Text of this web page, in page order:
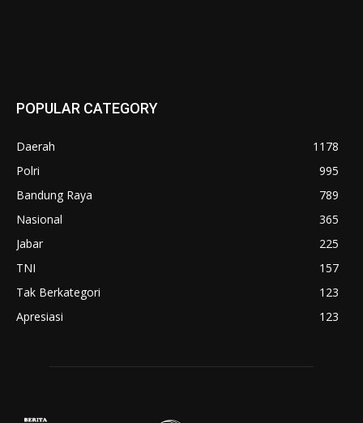
POPULAR CATEGORY
Daerah
1178
Polri
995
Bandung Raya
789
Nasional
365
Jabar
225
TNI
157
Tak Berkategori
123
Apresiasi
123